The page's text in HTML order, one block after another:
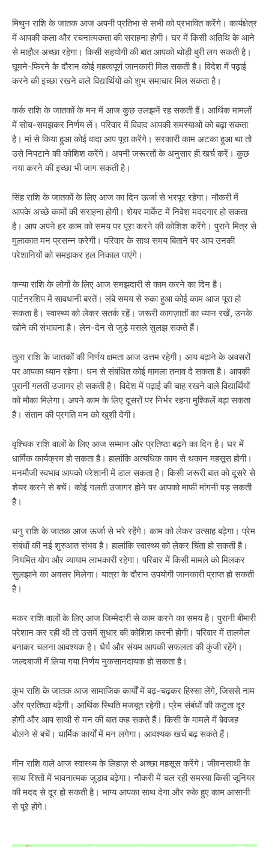
मिथुन राशि के जातक आज अपनी प्रतिभा से सभी को प्रभावित करेंगे। कार्यक्षेत्र
में आपकी कला और रचनात्मकता की सराहना होगी। घर में किसी अतिथि के आने
से माहौल अच्छा रहेगा। किसी सहयोगी की बात आपको थोड़ी बुरी लग सकती है।
घूमने-फिरने के दौरान कोई महत्वपूर्ण जानकारी मिल सकती है। विदेश में पढ़ाई
करने की इच्छा रखने वाले विद्यार्थियों को शुभ समाचार मिल सकता है।
कर्क राशि के जातकों के मन में आज कुछ उलझनें रह सकती हैं। आर्थिक मामलों
में सोच-समझकर निर्णय लें। परिवार में विवाद आपकी समस्याओं को बढ़ा सकता
है। मां से किया हुआ कोई वादा आप पूरा करेंगे। सरकारी काम अटका हुआ था तो
उसे निपटाने की कोशिश करेंगे। अपनी जरूरतों के अनुसार ही खर्च करें। कुछ
नया करने की इच्छा भी जाग सकती है।
सिंह राशि के जातकों के लिए आज का दिन ऊर्जा से भरपूर रहेगा। नौकरी में
आपके अच्छे कामों की सराहना होगी। शेयर मार्केट में निवेश मददगार हो सकता
है। आप अपने हर काम को समय पर पूरा करने की कोशिश करेंगे। पुराने मित्र से
मुलाकात मन प्रसन्न करेगी। परिवार के साथ समय बिताने पर आप उनकी
परेशानियों को समझकर हल निकाल पाएंगे।
कन्या राशि के लोगों के लिए आज समझदारी से काम करने का दिन है।
पार्टनरशिप में सावधानी बरतें। लंबे समय से रुका हुआ कोई काम आज पूरा हो
सकता है। स्वास्थ्य को लेकर सतर्क रहें। जरूरी कागज़ातों का ध्यान रखें, उनके
खोने की संभावना है। लेन-देन से जुड़े मसले सुलझ सकते हैं।
तुला राशि के जातकों की निर्णय क्षमता आज उत्तम रहेगी। आय बढ़ाने के अवसरों
पर आपका ध्यान रहेगा। धन से संबंधित कोई मामला तनाव दे सकता है। आपकी
पुरानी गलती उजागर हो सकती है। विदेश में पढ़ाई की चाह रखने वाले विद्यार्थियों
को मौका मिलेगा। अपने काम के लिए दूसरों पर निर्भर रहना मुश्किलें बढ़ा सकता
है। संतान की प्रगति मन को खुशी देगी।
वृश्चिक राशि वालों के लिए आज सम्मान और प्रतिष्ठा बढ़ने का दिन है। घर में
धार्मिक कार्यक्रम हो सकता है। हालांकि अत्यधिक काम से थकान महसूस होगी।
मनमौजी स्वभाव आपको परेशानी में डाल सकता है। किसी जरूरी बात को दूसरे से
शेयर करने से बचें। कोई गलती उजागर होने पर आपको माफी मांगनी पड़ सकती
है।
धनु राशि के जातक आज ऊर्जा से भरे रहेंगे। काम को लेकर उत्साह बढ़ेगा। प्रेम
संबंधों की नई शुरुआत संभव है। हालांकि स्वास्थ्य को लेकर चिंता हो सकती है।
नियमित योग और व्यायाम लाभकारी रहेगा। परिवार में किसी मामले को मिलकर
सुलझाने का अवसर मिलेगा। यात्रा के दौरान उपयोगी जानकारी प्राप्त हो सकती
है।
मकर राशि वालों के लिए आज जिम्मेदारी से काम करने का समय है। पुरानी बीमारी
परेशान कर रही थी तो उसमें सुधार की कोशिश करनी होगी। परिवार में तालमेल
बनाकर चलना आवश्यक है। धैर्य और संयम आपकी सफलता की कुंजी रहेंगे।
जल्दबाजी में लिया गया निर्णय नुकसानदायक हो सकता है।
कुंभ राशि के जातक आज सामाजिक कार्यों में बढ़-चढ़कर हिस्सा लेंगे, जिससे नाम
और प्रतिष्ठा बढ़ेगी। आर्थिक स्थिति मजबूत रहेगी। प्रेम संबंधों की कटुता दूर
होगी और आप साथी से मन की बात कह सकते हैं। किसी के मामले में बेवजह
बोलने से बचें। धार्मिक कार्यों में मन लगेगा। आवश्यक खर्च बढ़ सकते हैं।
मीन राशि वाले आज स्वास्थ्य के लिहाज़ से अच्छा महसूस करेंगे। जीवनसाथी के
साथ रिश्तों में भावनात्मक जुड़ाव बढ़ेगा। नौकरी में चल रही समस्या किसी जूनियर
की मदद से दूर हो सकती है। भाग्य आपका साथ देगा और रुके हुए काम आसानी
से पूरे होंगे।